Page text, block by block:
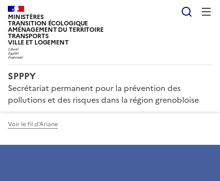
MINISTÈRES
TRANSITION ÉCOLOGIQUE
AMÉNAGEMENT DU TERRITOIRE
TRANSPORTS
VILLE ET LOGEMENT
SPPPY
Secrétariat permanent pour la prévention des
pollutions et des risques dans la région grenobloise
Voir le fil d'Ariane